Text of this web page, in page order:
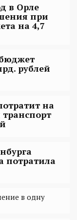
в Орле
при
на 4,7
рублей
на
потратила
в одну